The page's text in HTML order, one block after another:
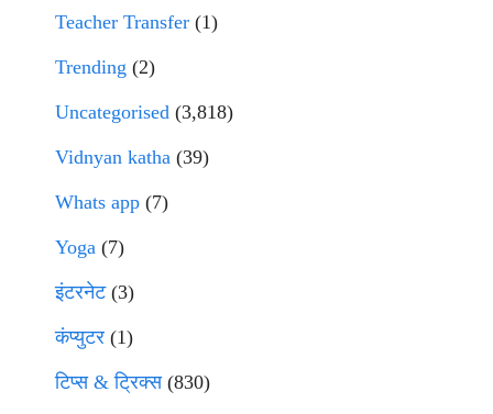
Teacher Transfer (1)
Trending (2)
Uncategorised (3,818)
Vidnyan katha (39)
Whats app (7)
Yoga (7)
इंटरनेट(3)
कंप्युटर (1)
टिप्स & ट्रिक्स(830)